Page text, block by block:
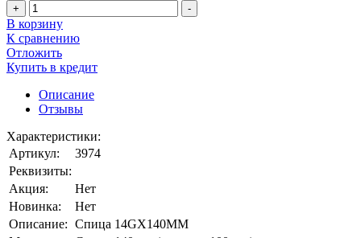
+ -
В корзину
К сравнению
Отложить
Купить в кредит
Описание
Отзывы
Характеристики:
Артикул:
3974
Реквизиты:
Акция:
Нет
Новинка:
Нет
Описание: Спица 14GX140MM